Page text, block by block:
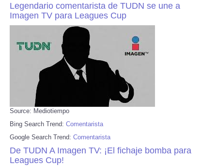
Legendario comentarista de TUDN se une a
Imagen TV para Leagues Cup
Source: Mediotiempo
Bing Search Trend: Comentarista
Google Search Trend: Comentarista
De TUDN A Imagen TV: ¡El fichaje bomba para
Leagues Cup!